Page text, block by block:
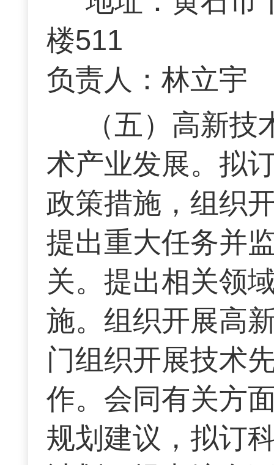
楼511 联
负责人：林
（五）高新
术产业发展。拟
政策措施，组织
提出重大任务并
关。提出相关领
施。组织开展高
门组织开展技术
作。会同有关方
规划建议，拟订